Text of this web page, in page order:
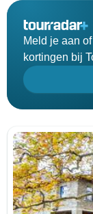
Meld je aan
kortingen bij